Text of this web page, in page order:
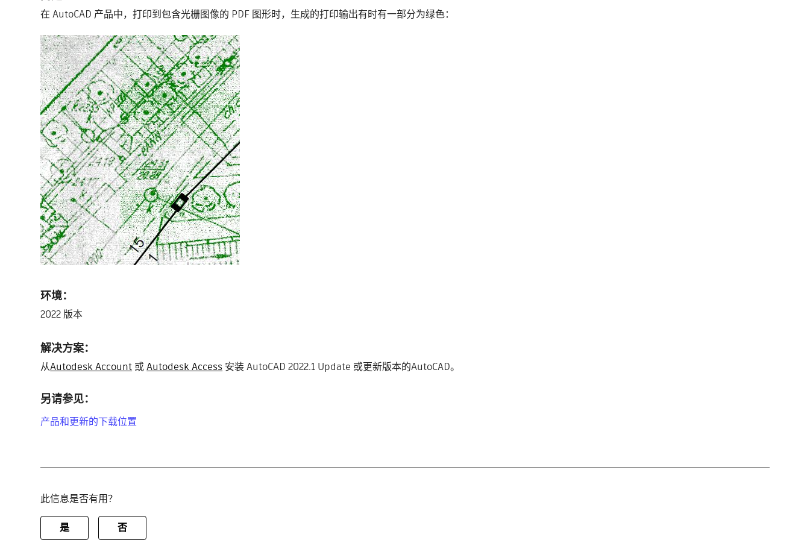
在 AutoCAD 产品中，打印到包含光栅图像的 PDF 图形时，生成的打印输出有时有一部分为绿色：
环境：
2022 版本
解决方案：
从Autodesk Account 或Autodesk Access 安装 AutoCAD 2022.1 Update 或更新版本的AutoCAD。
另请参见：
产品和更新的下载位置
此信息是否有用？
是 否